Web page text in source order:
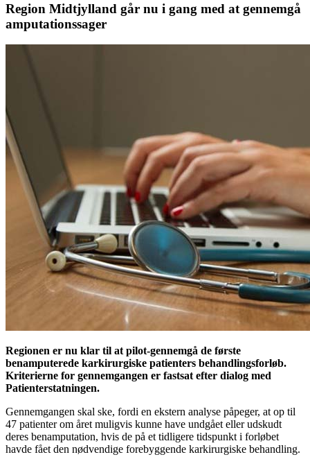
Region Midtjylland går nu i gang med at gennemgå
amputationssager
Regionen er nu klar til at pilot-gennemgå de første
benamputerede karkirurgiske patienters behandlingsforløb.
Kriterierne for gennemgangen er fastsat efter dialog med
Patienterstatningen.
Gennemgangen skal ske, fordi en ekstern analyse påpeger, at op til
47 patienter om året muligvis kunne have undgået eller udskudt
deres benamputation, hvis de på et tidligere tidspunkt i forløbet
havde fået den nødvendige forebyggende karkirurgiske behandling.